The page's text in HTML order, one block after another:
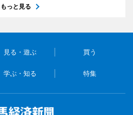
もっと見る
見る・遊ぶ 買う
学ぶ・知る 特集